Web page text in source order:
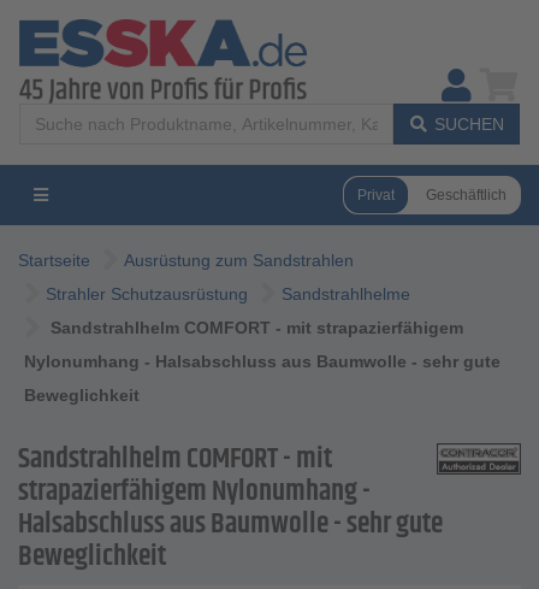
SUCHEN
Privat Geschäftlich
Startseite
Ausrüstung zum Sandstrahlen
Strahler Schutzausrüstung
Sandstrahlhelme
Sandstrahlhelm COMFORT - mit strapazierfähigem
Nylonumhang - Halsabschluss aus Baumwolle - sehr gute
Beweglichkeit
Sandstrahlhelm COMFORT - mit
strapazierfähigem Nylonumhang -
Halsabschluss aus Baumwolle - sehr gute
Beweglichkeit